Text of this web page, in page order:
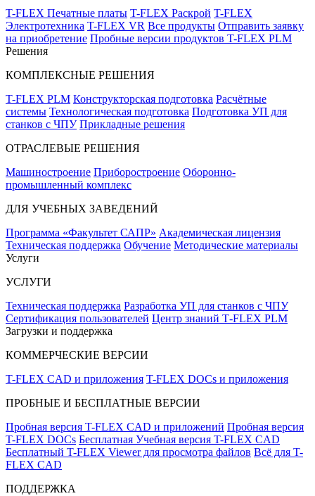
T-FLEX Печатные платы T-FLEX Раскрой T-FLEX
Электротехника T-FLEX VR Все продукты Отправить заявку
на приобретение Пробные версии продуктов T-FLEX PLM
Решения
КОМПЛЕКСНЫЕ РЕШЕНИЯ
T-FLEX PLM Конструкторская подготовка Расчётные
системы Технологическая подготовка Подготовка УП для
станков с ЧПУ Прикладные решения
ОТРАСЛЕВЫЕ РЕШЕНИЯ
Машиностроение Приборостроение Оборонно-
промышленный комплекс
ДЛЯ УЧЕБНЫХ ЗАВЕДЕНИЙ
Программа «Факультет САПР» Академическая лицензия
Техническая поддержка Обучение Методические материалы
Услуги
УСЛУГИ
Техническая поддержка Разработка УП для станков с ЧПУ
Сертификация пользователей Центр знаний T‑FLEX PLM
Загрузки и поддержка
КОММЕРЧЕСКИЕ ВЕРСИИ
T-FLEX CAD и приложения T-FLEX DOCs и приложения
ПРОБНЫЕ И БЕСПЛАТНЫЕ ВЕРСИИ
Пробная версия T-FLEX CAD и приложений Пробная версия
T-FLEX DOCs Бесплатная Учебная версия T-FLEX CAD
Бесплатный T-FLEX Viewer для просмотра файлов Всё для T-
FLEX CAD
ПОДДЕРЖКА